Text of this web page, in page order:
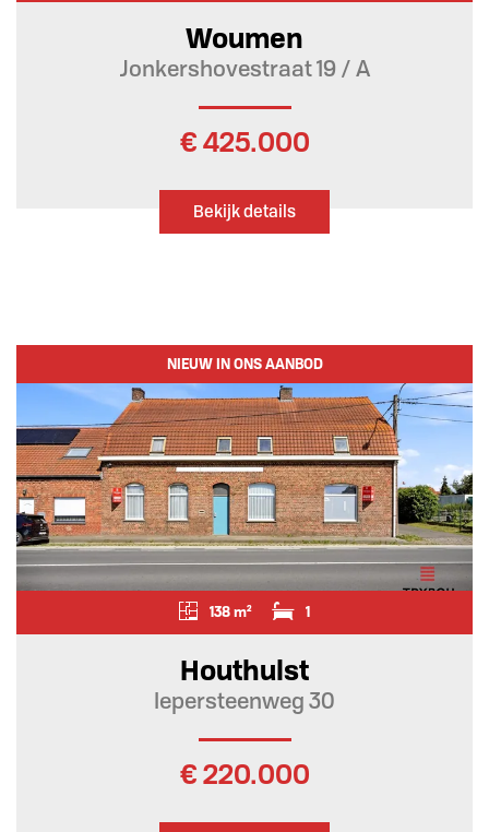
Woumen
Jonkershovestraat 19 / A
€ 425.000
Bekijk details
NIEUW IN ONS AANBOD
138 m² 1
Houthulst
Iepersteenweg 30
€ 220.000